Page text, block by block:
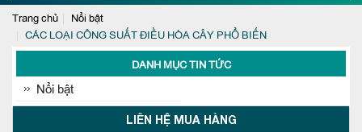
Trang chủ
Nổi bật
CÁC LOẠI CÔNG SUẤT ĐIỀU HÒA CÂY PHỔ BIẾN
DANH MỤC TIN TỨC
Nổi bật
LIÊN HỆ MUA HÀNG